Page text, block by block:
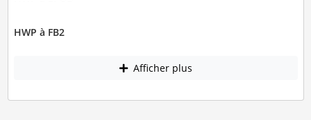
HWP à FB2
Afficher plus